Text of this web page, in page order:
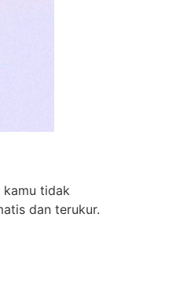
kamu tidak
dan terukur.